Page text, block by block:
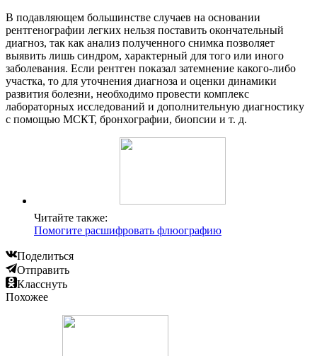
В подавляющем большинстве случаев на основании
рентгенографии легких нельзя поставить окончательный
диагноз, так как анализ полученного снимка позволяет
выявить лишь синдром, характерный для того или иного
заболевания. Если рентген показал затемнение какого-либо
участка, то для уточнения диагноза и оценки динамики
развития болезни, необходимо провести комплекс
лабораторных исследований и дополнительную диагностику
с помощью МСКТ, бронхографии, биопсии и т. д.
Читайте также:
Помогите расшифровать флюографию
Поделиться
Отправить
Класснуть
Похожее